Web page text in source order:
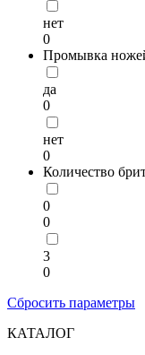
нет
0
Промывка
да
0
нет
0
Количество
0
0
3
0
Сбросить параметры
КАТАЛОГ